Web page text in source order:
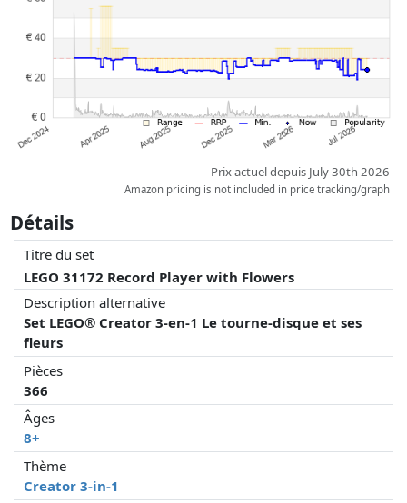
que les réalisations historiques peuvent influencer l'ordre.
Prix actuel depuis July 30th 2026
Amazon pricing is not included in price tracking/graph
Détails
Titre du set
LEGO 31172 Record Player with Flowers
Description alternative
Set LEGO® Creator 3-en-1 Le tourne-disque et ses
fleurs
Pièces
366
Âges
8+
Thème
Creator 3-in-1